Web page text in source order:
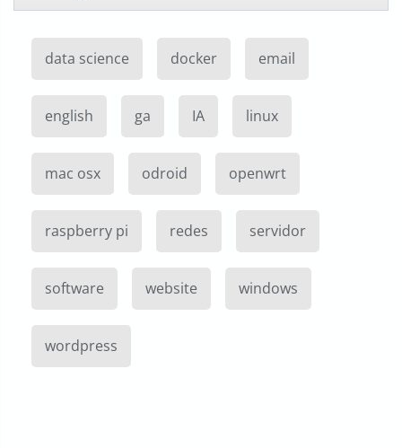
data science docker email
english ga IA linux
mac osx odroid openwrt
raspberry pi redes servidor
software website windows
wordpress